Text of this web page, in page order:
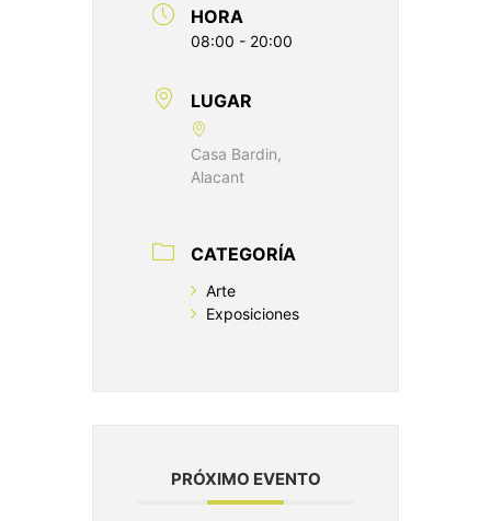
HORA
08:00 - 20:00
LUGAR
Casa Bardin,
Alacant
CATEGORÍA
Arte
Exposiciones
PRÓXIMO EVENTO